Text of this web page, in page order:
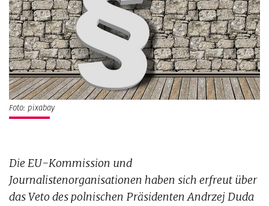
Foto: pixabay
Die EU-Kommission und
Journalistenorganisationen haben sich erfreut über
das Veto des polnischen Präsidenten Andrzej Duda